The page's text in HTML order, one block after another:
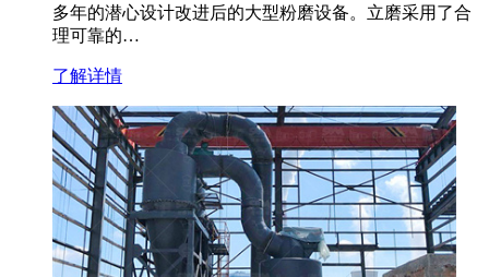
多年的潜心设计改进后的大型粉磨设备。立磨采用了合
理可靠的…
了解详情